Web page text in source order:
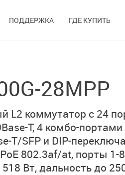
ПОДДЕРЖКА ГДЕ КУПИТЬ
28MPP
L2 коммутатор с 24
T,4 комбо-портами
T/SFP и DIP-
802.3af/at, порты 1-
Вт,дальность до